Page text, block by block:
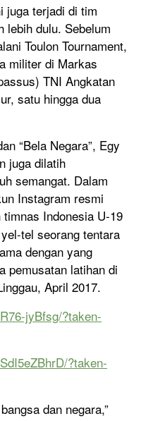
juga terjadi di tim
lebih dulu. Sebelum
Toulon Tournament,
militer di Markas
TNI Angkatan
satu hingga dua
“Bela Negara”, Egy
juga dilatih
semangat. Dalam
Instagram resmi
timnas Indonesia U-19
tel seorang tentara
dengan yang
pemusatan latihan di
April 2017.
jyBfsg/?taken-
?taken-
dan negara,”